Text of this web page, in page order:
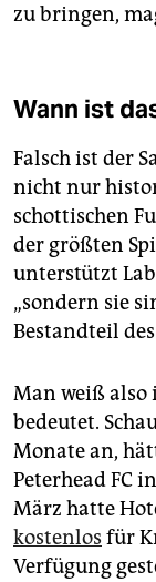
zu bringen,
Wann ist
Falsch ist der
nicht nur
schottischen
der größten
unterstützt
„sondern sie
Bestandteil
Man weiß also
bedeutet.
Monate an,
Peterhead FC
März hatte
kostenlos für
Verfügung